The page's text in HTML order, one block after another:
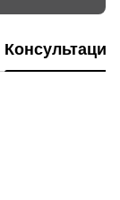
Консультация